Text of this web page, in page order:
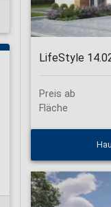
LifeStyle
Preis ab
Fläche